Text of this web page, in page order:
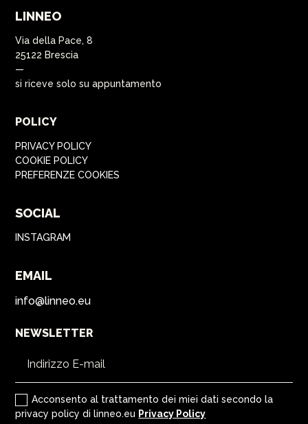
LINNEO
Via della Pace, 8
25122 Brescia
—
si riceve solo su appuntamento
POLICY
PRIVACY POLICY
COOKIE POLICY
PREFERENZE COOKIES
SOCIAL
INSTAGRAM
EMAIL
info@linneo.eu
NEWSLETTER
Acconsento al trattamento dei miei dati secondo la
privacy policy di linneo.eu Privacy Policy